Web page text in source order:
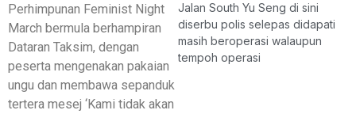
Perhimpunan Feminist Night
March bermula berhampiran
Dataran Taksim, dengan
peserta mengenakan pakaian
ungu dan membawa sepanduk
tertera mesej ‘Kami tidak akan
Jalan South Yu Seng di sini
diserbu polis selepas didapati
masih beroperasi walaupun
tempoh operasi